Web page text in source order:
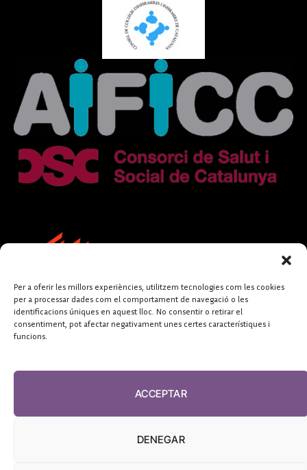
Per a oferir les millors experiències, utilitzem tecnologies com les cookies
per a processar dades com el comportament de navegació o les
identificacions úniques en aquest lloc. No consentir o retirar el
consentiment, pot afectar negativament unes certes característiques i
funcions.
ACCEPTAR
DENEGAR
FUNDACIÓ